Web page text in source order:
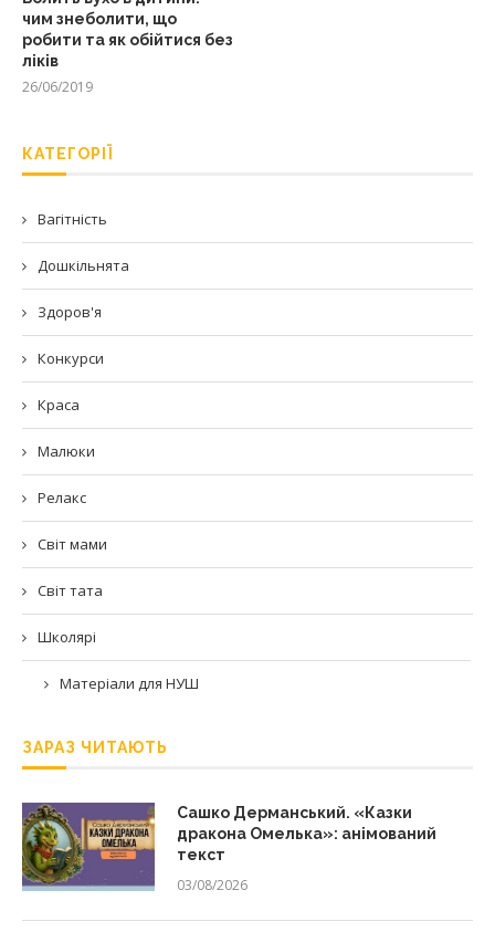
чим знеболити, що
робити та як обійтися без
ліків
26/06/2019
КАТЕГОРІЇ
Вагітність
Дошкільнята
Здоров'я
Конкурси
Краса
Малюки
Релакс
Світ мами
Світ тата
Школярі
Матеріали для НУШ
ЗАРАЗ ЧИТАЮТЬ
Сашко Дерманський. «Казки
дракона Омелька»: анімований
текст
03/08/2026